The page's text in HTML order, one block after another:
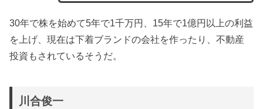
30年で株を始めて5年で1千万円、15年で1億円以上の利益
を上げ、現在は下着ブランドの会社を作ったり、不動産
投資もされているそうだ。
川合俊一